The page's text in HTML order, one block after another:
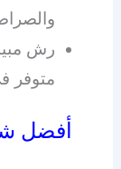
رش
متوفر
أفضل